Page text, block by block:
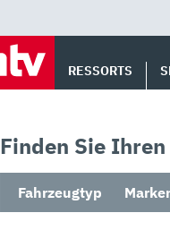
RESSORTS
Finden Sie
Fahrzeugtyp